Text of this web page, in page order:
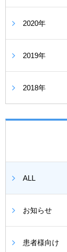
2020年
2019年
2018年
ALL
お知らせ
患者様向け